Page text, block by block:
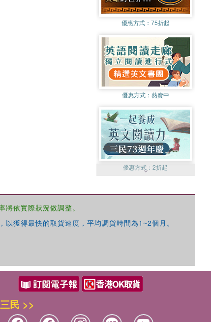
優惠方式： 75折起
優惠方式： 熱賣中
優惠方式：2折起
依實際狀況做調整。
獲得最快的取貨速度，平均調貨時間為1~2個月。
民 >>